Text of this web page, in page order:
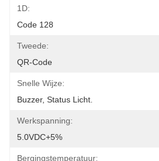
1D:
Code 128
Tweede:
QR-Code
Snelle Wijze:
Buzzer, Status Licht.
Werkspanning:
5.0VDC+5%
Bergingstemperatuur: